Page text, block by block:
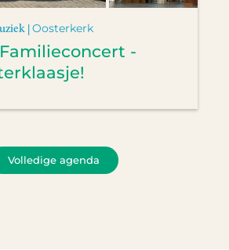
|Oosterkerk
-
Volledige agenda